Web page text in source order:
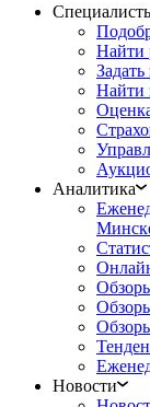
Найти
Найти
Аналитика
Новости